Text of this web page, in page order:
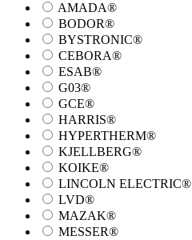
AMADA®
BODOR®
BYSTRONIC®
CEBORA®
ESAB®
G03®
GCE®
HARRIS®
HYPERTHERM®
KJELLBERG®
KOIKE®
LINCOLN ELECTRIC®
LVD®
MAZAK®
MESSER®